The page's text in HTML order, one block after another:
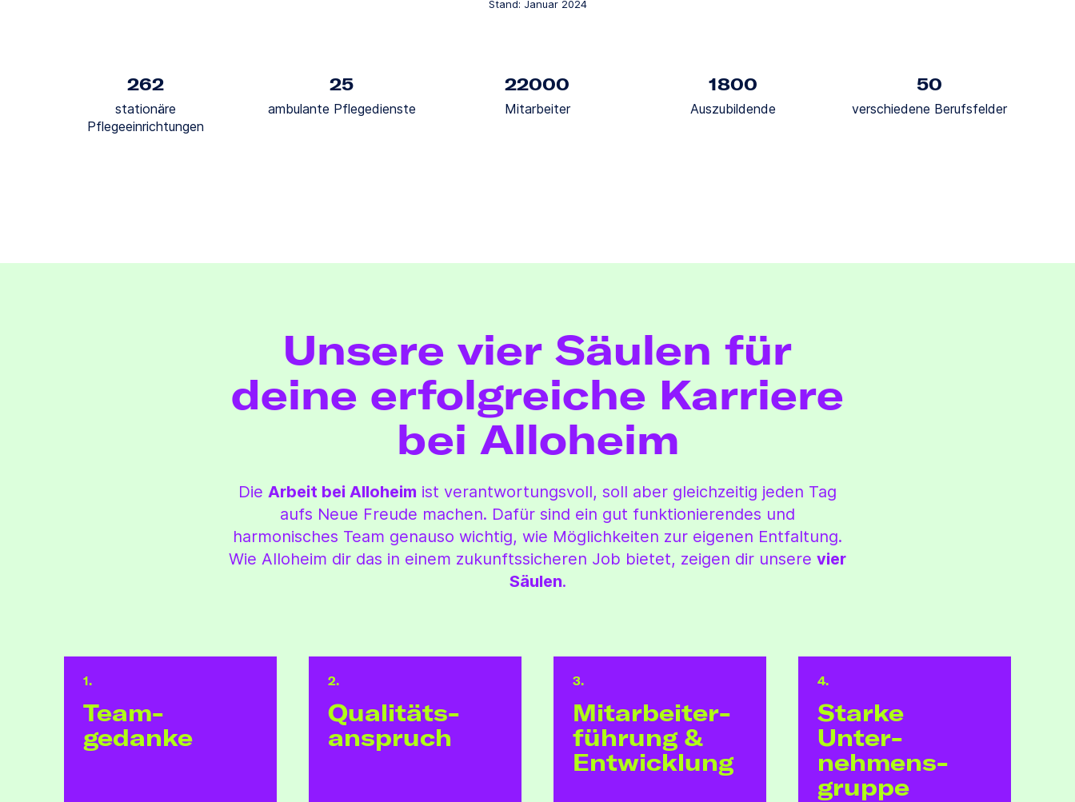
Stand: Januar 2024
262
stationäre
Pflegeeinrichtungen
25
ambulante Pflegedienste
22000
Mitarbeiter
1800
Auszubildende
50
verschiedene Berufsfelder
Unsere vier Säulen für
deine erfolgreiche Karriere
bei Alloheim
Die Arbeit bei Alloheim ist verantwortungsvoll, soll aber gleichzeitig jeden Tag
aufs Neue Freude machen. Dafür sind ein gut funktionierendes und
harmonisches Team genauso wichtig, wie Möglichkeiten zur eigenen Entfaltung.
Wie Alloheim dir das in einem zukunftssicheren Job bietet, zeigen dir unsere vier
Säulen.
1.
Team­
gedanke
2.
Qualitäts­
anspruch
3.
Mitarbeiter­
führung &
Entwicklung
4.
Starke
Unter­
nehmens­
gruppe